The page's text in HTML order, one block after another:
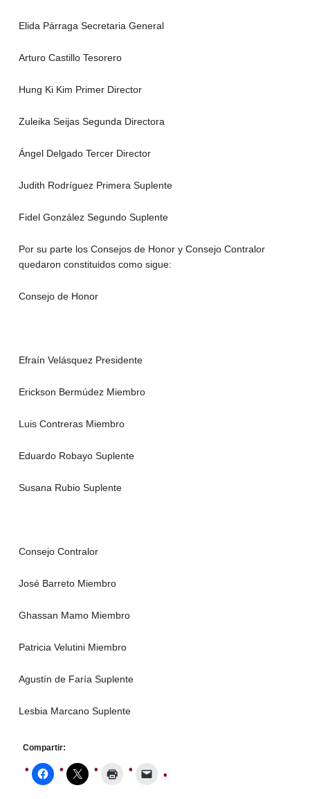
Elida Párraga Secretaria General
Arturo Castillo Tesorero
Hung Ki Kim Primer Director
Zuleika Seijas Segunda Directora
Ángel Delgado Tercer Director
Judith Rodríguez Primera Suplente
Fidel González Segundo Suplente
Por su parte los Consejos de Honor y Consejo Contralor
quedaron constituidos como sigue:
Consejo de Honor
Efraín Velásquez Presidente
Erickson Bermúdez Miembro
Luis Contreras Miembro
Eduardo Robayo Suplente
Susana Rubio Suplente
Consejo Contralor
José Barreto Miembro
Ghassan Mamo Miembro
Patricia Velutini Miembro
Agustín de Faría Suplente
Lesbia Marcano Suplente
Compartir: